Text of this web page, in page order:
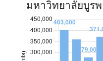
ก.ค.
ส.ค.
ก.ย.